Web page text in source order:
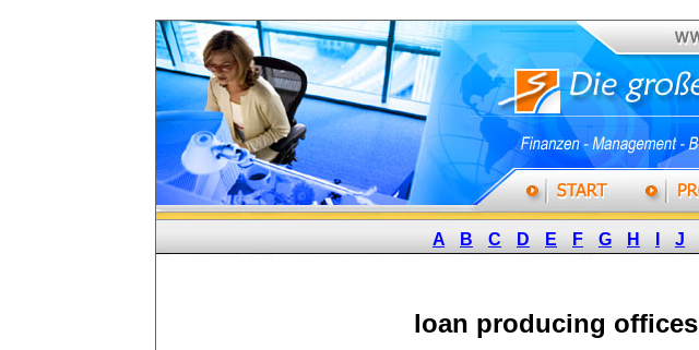
A B C D E F G H J
loan producing offices